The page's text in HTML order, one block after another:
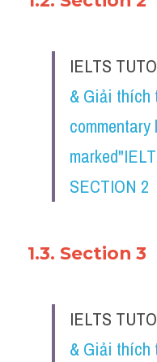
IELTS
& Giải thích
SECTION 2
1.3. Section 3
IELTS
& Giải thích